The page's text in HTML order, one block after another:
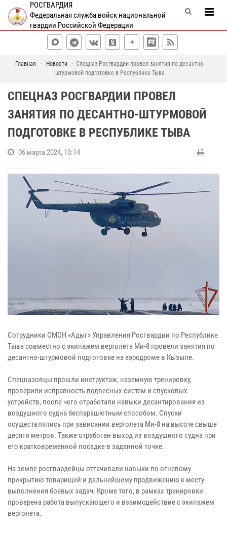
РОСГВАРДИЯ
Федеральная служба войск национальной
гвардии Российской Федерации
Главная Новости
Спецназ Росгвардии провел занятия по десантно-
штурмовой подготовке в Республике Тыва
СПЕЦНАЗ РОСГВАРДИИ ПРОВЕЛ
ЗАНЯТИЯ ПО ДЕСАНТНО-ШТУРМОВОЙ
ПОДГОТОВКЕ В РЕСПУБЛИКЕ ТЫВА
06 марта 2024, 10:14
Сотрудники ОМОН «Адыг» Управления Росгвардии по Республике
Тыва совместно с экипажем вертолета Ми-8 провели занятия по
десантно-штурмовой подготовке на аэродроме в Кызыле.
Спецназовцы прошли инструктаж, наземную тренировку,
проверили исправность подвесных систем и спусковых
устройств, после чего отработали навыки десантирования из
воздушного судна беспарашютным способом. Спуски
осуществлялись при зависании вертолета Ми-8 на высоте свыше
десяти метров. Также отработан выход из воздушного судна при
его кратковременной посадке в заданной точке.
На земле росгвардейцы оттачивали навыки по огневому
прикрытию товарищей и дальнейшему продвижению к месту
выполнения боевых задач. Кроме того, в рамках тренировки
проверена работа выпускающего и взаимодействие с экипажем
вертолета.